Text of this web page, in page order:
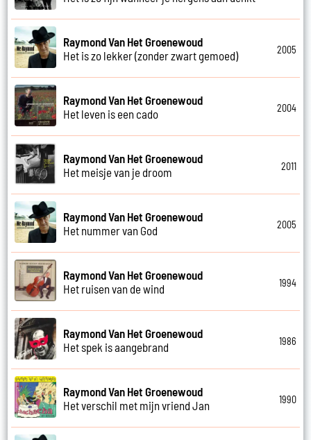
Raymond Van Het Groenewoud
Het is zo lekker (zonder zwart gemoed)
2005
Raymond Van Het Groenewoud
Het leven is een cado
2004
Raymond Van Het Groenewoud
Het meisje van je droom
2011
Raymond Van Het Groenewoud
Het nummer van God
2005
Raymond Van Het Groenewoud
Het ruisen van de wind
1994
Raymond Van Het Groenewoud
Het spek is aangebrand
1986
Raymond Van Het Groenewoud
Het verschil met mijn vriend Jan
1990